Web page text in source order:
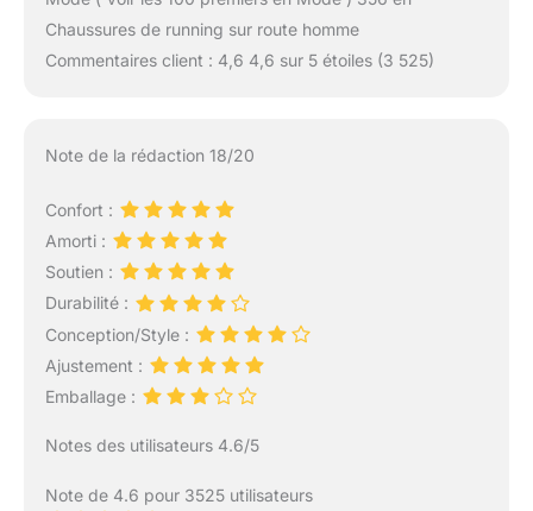
Chaussures de running sur route homme
Commentaires client : 4,6 4,6 sur 5 étoiles (3 525)
Note de la rédaction 18/20
Confort :
Amorti :
Soutien :
Durabilité :
Conception/Style :
Ajustement :
Emballage :
Notes des utilisateurs 4.6/5
Note de 4.6 pour 3525 utilisateurs